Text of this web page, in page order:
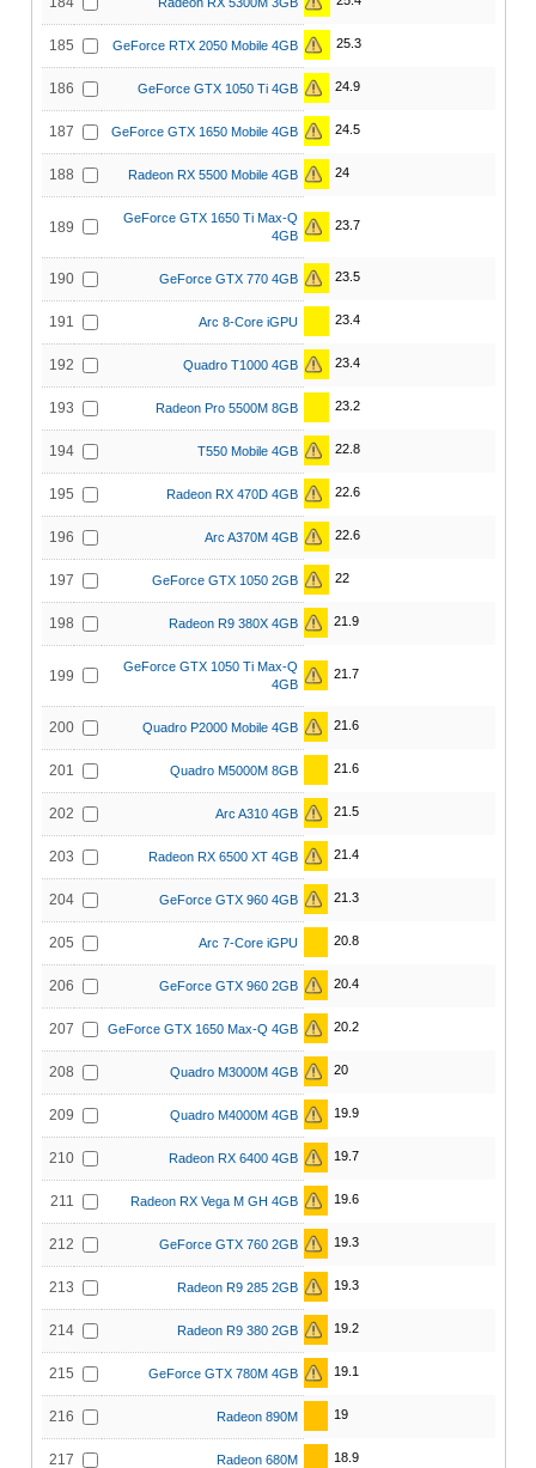
185 GeForce RTX 2050 Mobile 4GB 25.3
186 GeForce GTX 1050 Ti 4GB 24.9
187 GeForce GTX 1650 Mobile 4GB 24.5
188 Radeon RX 5500 Mobile 4GB 24
189
GeForce GTX 1650 Ti Max-Q
4GB
23.7
190 GeForce GTX 770 4GB 23.5
191 Arc 8-Core iGPU 23.4
192 Quadro T1000 4GB 23.4
193 Radeon Pro 5500M 8GB 23.2
194 T550 Mobile 4GB 22.8
195 Radeon RX 470D 4GB 22.6
196 Arc A370M 4GB 22.6
197 GeForce GTX 1050 2GB 22
198 Radeon R9 380X 4GB 21.9
199
GeForce GTX 1050 Ti Max-Q
4GB
21.7
200 Quadro P2000 Mobile 4GB 21.6
201 Quadro M5000M 8GB 21.6
202 Arc A310 4GB 21.5
203 Radeon RX 6500 XT 4GB 21.4
204 GeForce GTX 960 4GB 21.3
205 Arc 7-Core iGPU 20.8
206 GeForce GTX 960 2GB 20.4
207 GeForce GTX 1650 Max-Q 4GB 20.2
208 Quadro M3000M 4GB 20
209 Quadro M4000M 4GB 19.9
210 Radeon RX 6400 4GB 19.7
211 Radeon RX Vega M GH 4GB 19.6
212 GeForce GTX 760 2GB 19.3
213 Radeon R9 285 2GB 19.3
214 Radeon R9 380 2GB 19.2
215 GeForce GTX 780M 4GB 19.1
216 Radeon 890M 19
217 Radeon 680M 18.9